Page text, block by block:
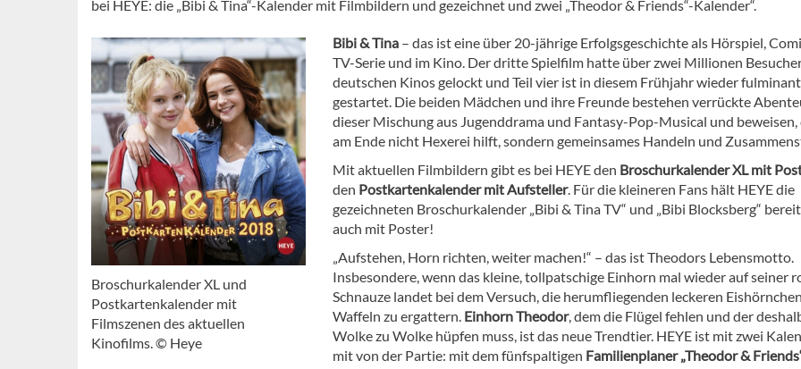
bei HEYE: die „Bibi & Tina“-Kalender mit Filmbildern und gezeichnet und zwei „Theodor & Friends“-Kalender“.
Broschurkalender XL und
Postkartenkalender mit
Filmszenen des aktuellen
Kinofilms. © Heye
Bibi & Tina – das ist eine über 20-jährige Erfolgsgeschichte als Hörspiel,
TV-Serie und im Kino. Der dritte Spielfilm hatte über zwei Millionen
deutschen Kinos gelockt und Teil vier ist in diesem Frühjahr wieder fulminant
gestartet. Die beiden Mädchen und ihre Freunde bestehen verrückte
dieser Mischung aus Jugenddrama und Fantasy-Pop-Musical und beweisen,
am Ende nicht Hexerei hilft, sondern gemeinsames Handeln und
Mit aktuellen Filmbildern gibt es bei HEYE den Broschurkalender XL mit
den Postkartenkalender mit Aufsteller. Für die kleineren Fans hält HEYE die
gezeichneten Broschurkalender „Bibi & Tina TV“ und „Bibi Blocksberg“
auch mit Poster!
„Aufstehen, Horn richten, weiter machen!“ – das ist Theodors Lebensmotto.
Insbesondere, wenn das kleine, tollpatschige Einhorn mal wieder auf seiner
Schnauze landet bei dem Versuch, die herumfliegenden leckeren
Waffeln zu ergattern. Einhorn Theodor, dem die Flügel fehlen und der
Wolke zu Wolke hüpfen muss, ist das neue Trendtier. HEYE ist mit zwei
mit von der Partie: mit dem fünfspaltigen Familienplaner „Theodor &